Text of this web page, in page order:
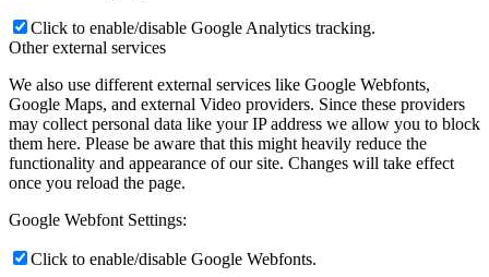
Click to enable/disable Google Analytics tracking.
Other external services
We also use different external services like Google Webfonts,
Google Maps, and external Video providers. Since these providers
may collect personal data like your IP address we allow you to block
them here. Please be aware that this might heavily reduce the
functionality and appearance of our site. Changes will take effect
once you reload the page.
Google Webfont Settings:
Click to enable/disable Google Webfonts.